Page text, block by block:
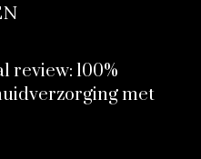
review: 100%
met